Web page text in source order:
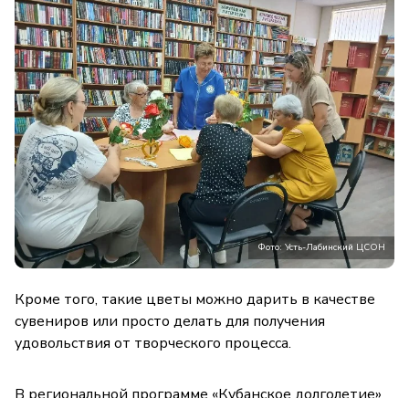
Фото: Усть-Лабинский ЦСОН
Кроме того, такие цветы можно дарить в качестве
сувениров или просто делать для получения
удовольствия от творческого процесса.